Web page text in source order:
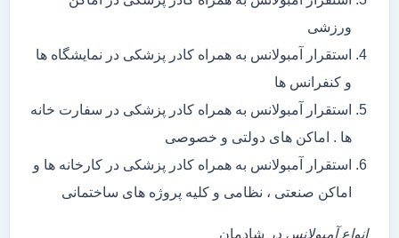
ورزشی
استقرار آمبولانس به همراه کادر پزشکی در نمایشگاه ها
و کنفرانس ها
استقرار آمبولانس به همراه کادر پزشکی در سفارت خانه
ها . اماکن های دولتی و خصوصی
استقرار آمبولانس به همراه کادر پزشکی در کارخانه ها و
اماکن صنعتی ، نظامی و کلیه پروژه های ساختمانی
انواع آمبولانس در شادمان